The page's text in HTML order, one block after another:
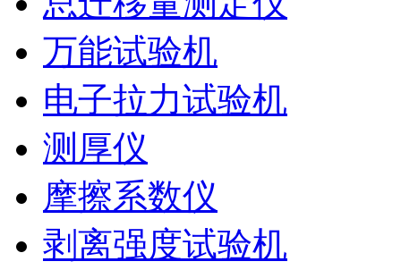
万能试验机
电子拉力试验机
测厚仪
摩擦系数仪
剥离强度试验机